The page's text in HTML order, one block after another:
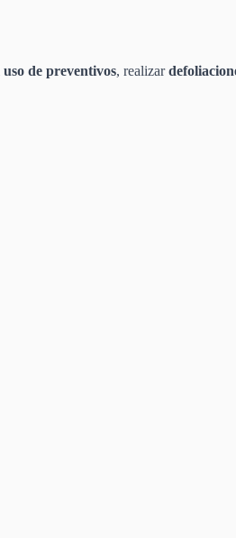
uso de preventivos, realizar